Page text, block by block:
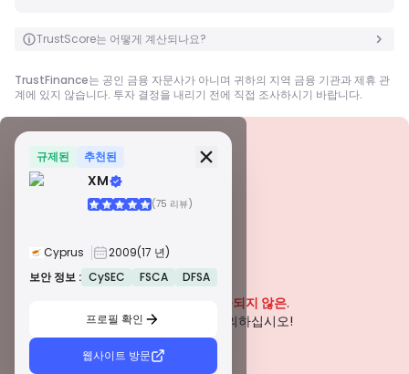
TrustScore는 어떻게 계산되나요?
TrustFinance는 공인 금융 자문사가 아니며 귀하의 지역 금융 기관과 제휴 관
계에 있지 않습니다. 투자 결정을 내리기 전에 직접 조사하시기 바랍니다.
규제된 추천된
XM
(75 리뷰)
Cyprus 2009(17 년)
보안 정보 : CySEC FSCA DFSA
프로필 확인
웹사이트 방문
보안 정보
경고
입증되지 않은.
잠재적인 위험에 주의하십시오!
전 세계적으로 유명한 규제 기관에서 발급한 이 라이선스는 엄격한 규정 준수,
존경받는 지역 규제 기관에서 부여하는 이 라이선스는 자금 분리, 재무 보고 및
보상 제도와 같은 강력한 안전 조치를 제공합니다. 티어 1만큼 엄격하지는 않지
만 신뢰할 수 있는 지역 보호를 제공합니다.
신흥 시장의 규제 기관에서 발급한 이 라이선스는 최소 자본 요건 및 AML 정책
과 같은 기본적인 보호 기능을 제공합니다. 감독이 덜 엄격하므로 거래자는 주
의를 기울이고 안전 조치를 확인해야 합니다.